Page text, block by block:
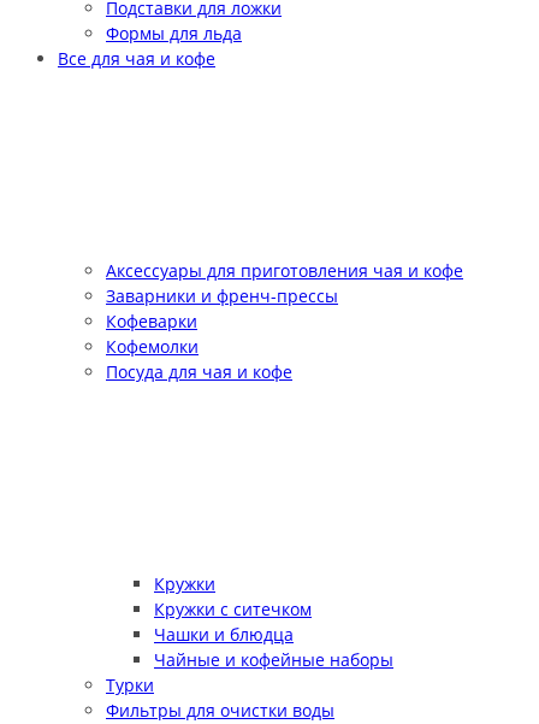
Подставки для ложки
Формы для льда
Все для чая и кофе
Аксессуары для приготовления чая и кофе
Заварники и френч-прессы
Кофеварки
Кофемолки
Посуда для чая и кофе
Кружки
Кружки с ситечком
Чашки и блюдца
Чайные и кофейные наборы
Турки
Фильтры для очистки воды